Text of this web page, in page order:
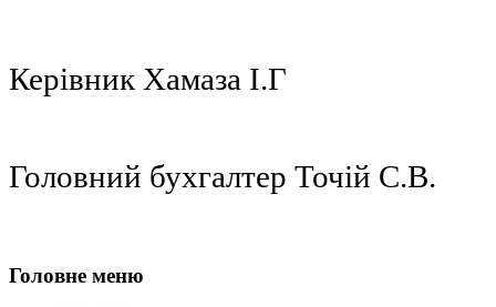
Керівник Хамаза I.Г
Головний бухгалтер Точiй С.В.
Головне меню